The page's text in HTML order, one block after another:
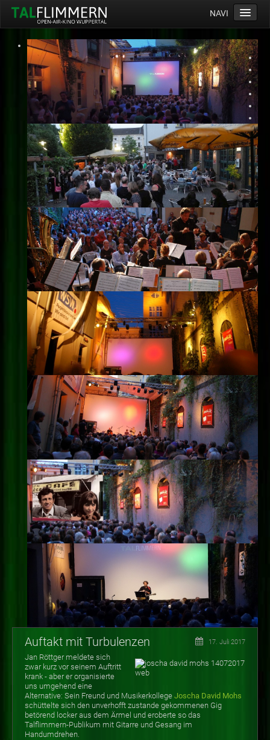
NAVI
Home
Programm
Service
Ticketinfos
Ort
Anreise
Wetter
Kinogutschein
Konzept
Archiv
Kontakt
Impressum
Datenschutz
Auftakt mit Turbulenzen 17. Juli 2017
Jan Röttger meldete sich
zwar kurz vor seinem Auftritt
krank - aber er organisierte
uns umgehend eine
Alternative: Sein Freund und Musikerkollege Joscha David Mohs
schüttelte sich den unverhofft zustande gekommenen Gig
betörend locker aus dem Ärmel und eroberte so das
Talflimmern-Publikum mit Gitarre und Gesang im
Handumdrehen.